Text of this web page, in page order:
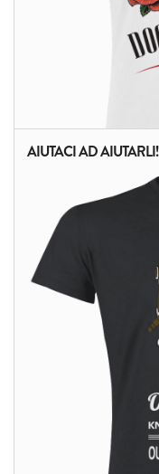
ALTRI PRODOTTI:
AIUTACI AD AIUTARLI!